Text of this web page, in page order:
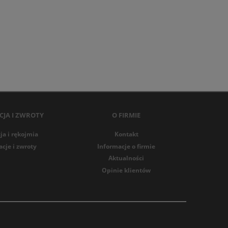
I ZWROTY
i rękojmia
i zwroty
O FIRMIE
Kontakt
Informacje o firmie
Aktualności
Opinie klientów